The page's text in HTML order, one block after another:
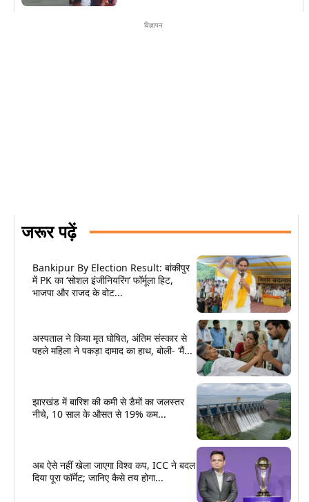
विज्ञापन
जरूर पढ़ें
Bankipur By Election Result: बांकीपुर
में PK का ‘सोशल इंजीनियरिंग’ फॉर्मूला हिट,
भाजपा और राजद के वोट...
अस्पताल ने किया मृत घोषित, अंतिम संस्कार से
पहले महिला ने पकड़ा दामाद का हाथ, बोली- ‘मैं...
झारखंड में बारिश की कमी से डैमों का जलस्तर
नीचे, 10 साल के औसत से 19% कम...
अब ऐसे नहीं खेला जाएगा विश्व कप, ICC ने बदल
दिया पूरा फॉर्मेट; जानिए कैसे तय होगा...